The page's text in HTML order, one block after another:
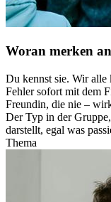
Woran merken
Du kennst sie. Wir alle
Fehler sofort mit dem
Freundin, die nie –
Der Typ in der
darstellt, egal was
Thema